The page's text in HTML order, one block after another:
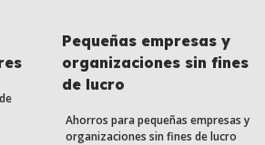
Pequeñas empresas y
organizaciones sin fines
de lucro
Ahorros para pequeñas empresas y
organizaciones sin fines de lucro